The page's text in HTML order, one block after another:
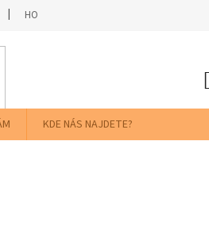
HODNOCENÍ OBCHODU
KDE NÁS NAJDETE?